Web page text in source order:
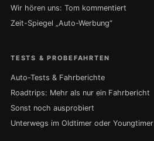
Wir hören uns: Tom kommentiert
Zeit-Spiegel „Auto-Werbung“
TESTS & PROBEFAHRTEN
Auto-Tests & Fahrberichte
Roadtrips: Mehr als nur ein Fahrbericht
Sonst noch ausprobiert
Unterwegs im Oldtimer oder Youngtimer